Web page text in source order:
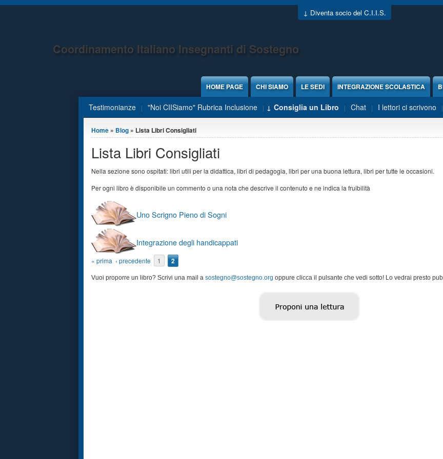
Jump to Content
↓ Diventa socio del C.I.I.S.
Coordinamento Italiano Insegnanti di Sostegno
HOME PAGE CHI SIAMO LE SEDI INTEGRAZIONE SCOLASTICA
Testimonianze "Noi CIISiamo" Rubrica Inclusione Consiglia un Libro Chat I lettori ci scrivono
Tu sei qui
Home » Blog » Lista Libri Consigliati
Lista Libri Consigliati
Nella sezione sono ospitati: libri utili per la didattica, libri di pedagogia, libri per una buona lettura, libri per tutte le occasioni.
Per ogni libro è disponibile un commento o una nota che descrive il contenuto e ne indica la fruibilità
Uno Scrigno Pieno di Sogni
Integrazione degli handicappati
Pagine
« prima ‹ precedente 1 2
Vuoi proporre un libro? Scrivi una mail a sostegno@sostegno.org oppure clicca il pulsante che vedi sotto! Lo vedrai presto